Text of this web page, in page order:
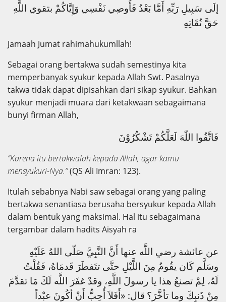
إلَى سَبِيلِ رَبِّهِ أَمَّا بَعْدُ فَأُوصِي نَفْسِي وَإِيَّاكُمْ بتقوي اللَّهِ
حَقَّ تُقَاتِهِ
Jamaah Jumat rahimahukumllah!
Sebagai orang bertakwa sudah semestinya kita
memperbanyak syukur kepada Allah Swt. Pasalnya
takwa tidak dapat dipisahkan dari sikap syukur. Bahkan
syukur menjadi muara dari ketakwaan sebagaimana
bunyi firman Allah,
فَاتَّقُوا اللّٰهَ لَعَلَّكُمْ تَشْكُرُوْنَ
“Karena itu bertakwalah kepada Allah, agar kamu
mensyukuri-Nya.”(QS Ali Imran: 123).
Itulah sebabnya Nabi saw sebagai orang yang paling
bertakwa senantiasa berusaha bersyukur kepada Allah
dalam bentuk yang maksimal. Hal itu sebagaimana
tergambar dalam hadits Aisyah ra
وسَلَّم كَان يقُومُ مِنَ اللَّيْلِ حتَّى تتَفطَرَ قَدمَاهُ، فَقُلْتُ
لَهُ، لِمْ تصنعُ هذا يا رسولَ اللَّهِ، وقدْ غفَرَ اللَّه لَكَ مَا تقدَّمَ
مِنْ ذَنبِكَ وما تأخَّرَ؟ قال: «أَفَلاَ أُحِبُّ أَنْ أكُونَ عبْداً